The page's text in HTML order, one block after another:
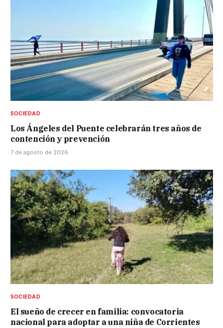
SOCIEDAD
Los Ángeles del Puente celebrarán tres años de
contención y prevención
7 de agosto de 2026
SOCIEDAD
El sueño de crecer en familia: convocatoria
nacional para adoptar a una niña de Corrientes